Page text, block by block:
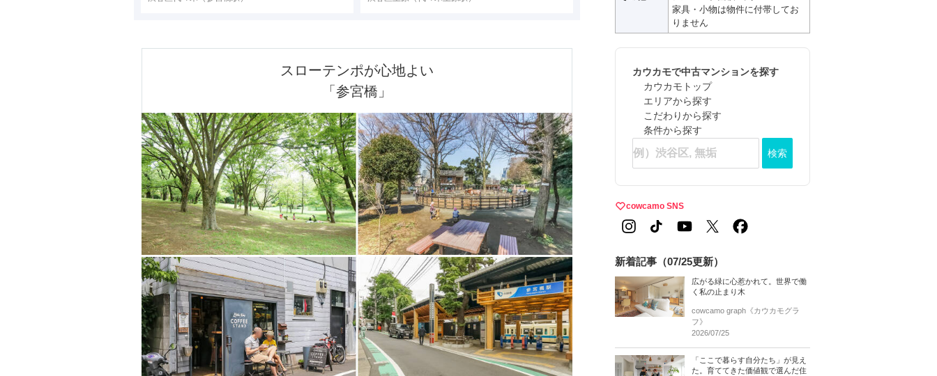
スローテンポが心地よい
「参宮橋」
家具・小物は物件に付帯してお
りません
カウカモで中古マンションを探す
カウカモトップ
エリアから探す
こだわりから探す
条件から探す
検索
cowcamo SNS
新着記事（07/25更新）
広がる緑に心惹かれて。世界で働
く私の止まり木
cowcamo graph《カウカモグラ
フ》
2026/07/25
「ここで暮らす自分たち」が見え
た。育ててきた価値観で選んだ住